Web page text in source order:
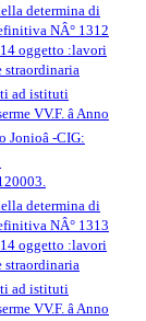
determina di
NÂ° 1312
oggetto :lavori
straordinaria
ad istituti
VV.F. â Anno
Jonioâ -CIG:
determina di
NÂ° 1313
oggetto :lavori
straordinaria
ad istituti
VV.F. â Anno